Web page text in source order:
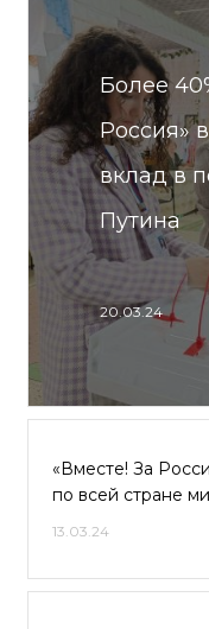
Более
Россия»
вклад в
Путина
20.03.24
«Вместе! За
по всей стране
13.03.24